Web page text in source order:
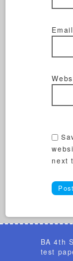
next
BA 4th
test